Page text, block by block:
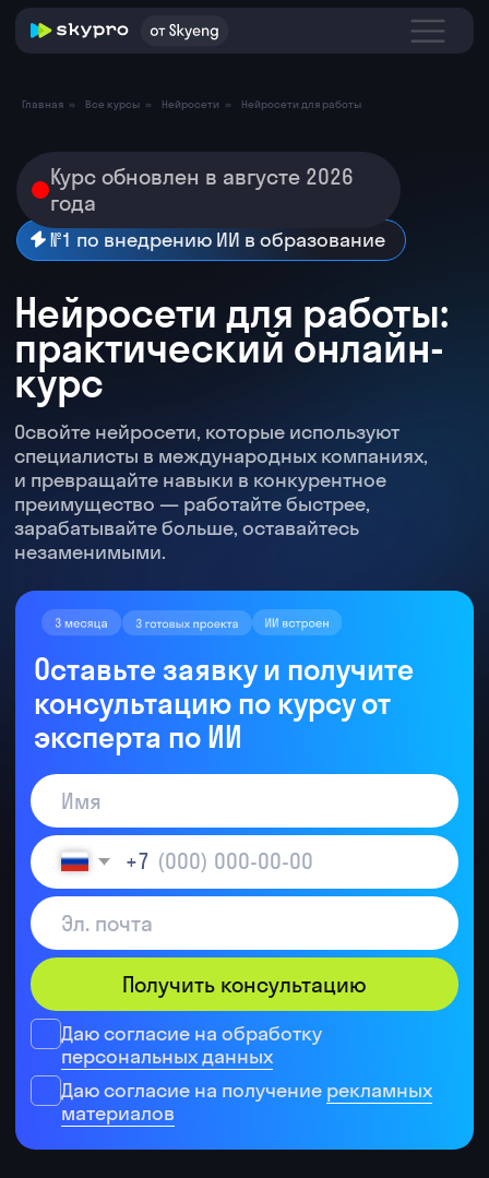
Главная » Все курсы » Нейросети » Нейросети для работы
Cертификат
об окончании курса
Образовательная
лицензия № Л035-
01298-77/00181469
Нейросети для работы:
практический онлайн-
курс
+7
Даю согласие на обработку
персональных данных
Даю согласие на получениерекламных
материалов
Получить консультацию
Освойте нейросети, которые используют
специалисты в международных компаниях,
и превращайте навыки в конкурентное
преимущество — работайте быстрее,
зарабатывайте больше, оставайтесь
незаменимыми.
Оставьте заявку и получите
консультацию по курсу от
эксперта по ИИ
Текст:
к резюме на hh.ru
Корпоративное обучение
Скидка для корпоративных клиентов
Обучить команду
№1 по внедрению ИИ в образование